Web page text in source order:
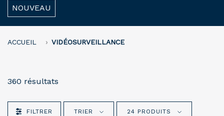
NOUVEAU
ACCUEIL VIDÉOSURVEILLANCE
360 résultats
FILTRER TRIER 24 PRODUITS